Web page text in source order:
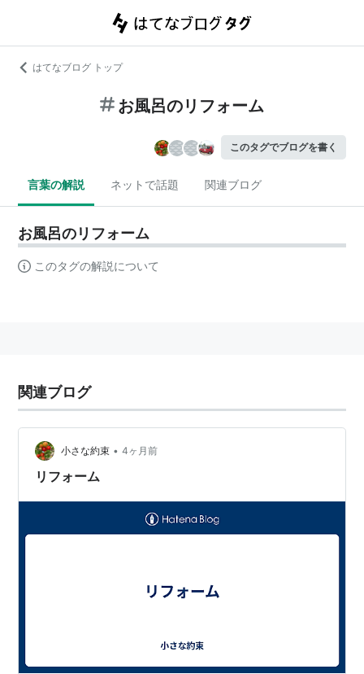
はてなブログ トップ
お風呂のリフォーム
このタグでブログを書く
言葉の解説 ネットで話題 関連ブログ
お風呂のリフォーム
このタグの解説について
関連ブログ
小さな約束 • 4ヶ月前
リフォーム